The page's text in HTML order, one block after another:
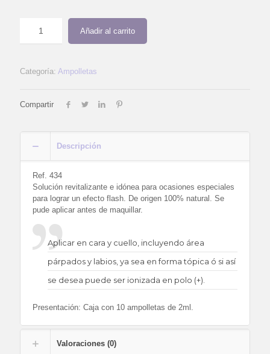
Añadir al carrito
Categoría: Ampolletas
Compartir
Descripción
Ref. 434
Solución revitalizante e idónea para ocasiones especiales
para lograr un efecto flash. De origen 100% natural. Se
pude aplicar antes de maquillar.
Aplicar en cara y cuello, incluyendo área
párpados y labios, ya sea en forma tópica ó si así
se desea puede ser ionizada en polo (+).
Presentación: Caja con 10 ampolletas de 2ml.
Valoraciones (0)